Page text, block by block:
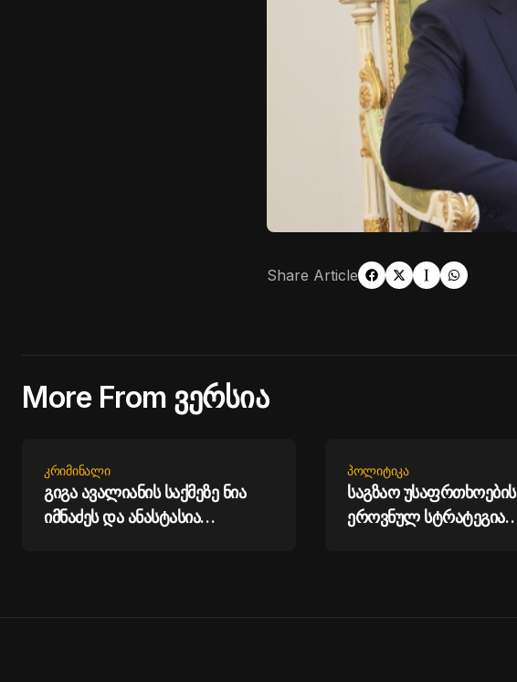
Share Article
More From ვერსია
ᲙᲠᲘᲛᲘᲜᲐᲚᲘ
გიგა ავალიანის საქმეზე ნია
იმნაძეს და ანასტასია
ᲞᲝᲚᲘᲢᲘᲙᲐ
საგზაო უსაფრთხოების
ეროვნულ სტრატეგია